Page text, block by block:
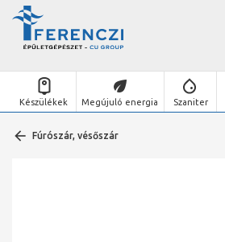
Készülékek Megújuló energia Szaniter
Fúrószár, vésőszár